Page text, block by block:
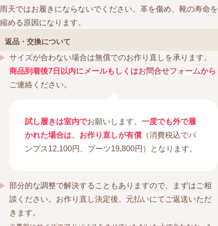
雨天ではお履きにならないでください。革を傷め、靴の寿命を
縮める原因になります。
返品・交換について
サイズが合わない場合は無償でのお作り直しを承ります。
商品到着後7日以内にメールもしくはお問合せフォームから
ご連絡ください。
試し履きは室内でお願いします。一度でも外で履
かれた場合は、お作り直しが有償 （消費税込でパ
ンプス12,100円、ブーツ19,800円）となります。
部分的な調整で解決することもありますので、まずはご相
談ください。お作り直し決定後、元払いにてご返送いただ
きます。